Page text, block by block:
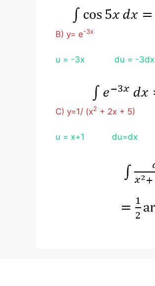
B) y= e-3x
u = -3x du = -3dx
C) y=1/ (x2 + 2x + 5)
u = x+1 du=dx